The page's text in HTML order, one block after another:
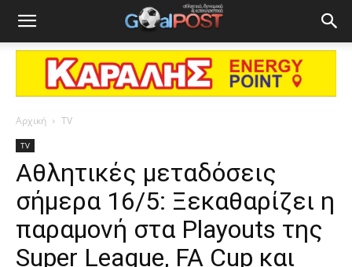
Αρχική TV
TV
Αθλητικές μεταδόσεις
σήμερα 16/5: Ξεκαθαρίζει η
παραμονή στα Playouts της
Super League, FA Cup και